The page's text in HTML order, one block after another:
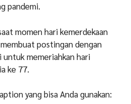
pandemi.
momen hari kemerdekaan
postingan dengan
memeriahkan hari
ke 77.
yang bisa Anda gunakan: